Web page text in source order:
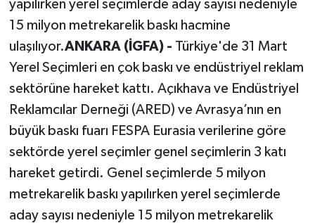
yapılırken yerel seçimlerde aday sayısı nedeniyle
15 milyon metrekarelik baskı hacmine
ulaşılıyor.ANKARA (İGFA) - Türkiye'de 31 Mart
Yerel Seçimleri en çok baskı ve endüstriyel reklam
sektörüne hareket kattı. Açıkhava ve Endüstriyel
Reklamcılar Derneği (ARED) ve Avrasya’nın en
büyük baskı fuarı FESPA Eurasia verilerine göre
sektörde yerel seçimler genel seçimlerin 3 katı
hareket getirdi. Genel seçimlerde 5 milyon
metrekarelik baskı yapılırken yerel seçimlerde
aday sayısı nedeniyle 15 milyon metrekarelik